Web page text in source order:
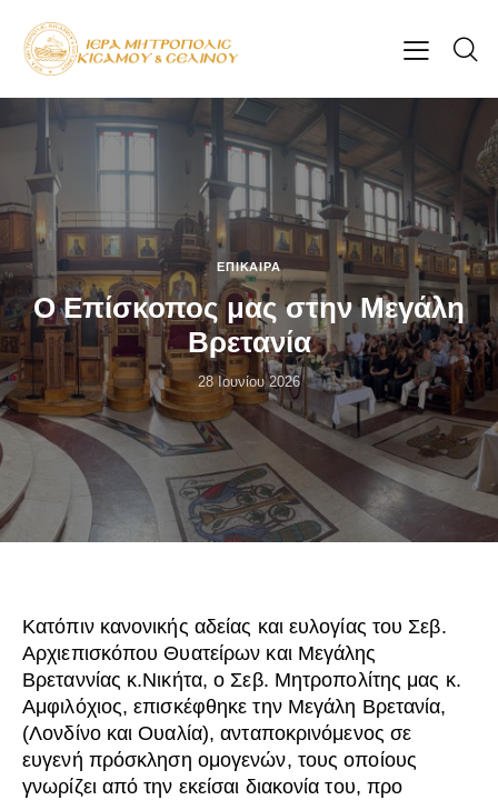
ΕΠΊΚΑΙΡΑ
Ο Επίσκοπος μας στην Μεγάλη
Βρετανία
28 Ιουνίου 2026
Κατόπιν κανονικής αδείας και ευλογίας του Σεβ.
Αρχιεπισκόπου Θυατείρων και Μεγάλης
Βρεταννίας κ.Νικήτα, ο Σεβ. Μητροπολίτης μας κ.
Αμφιλόχιος, επισκέφθηκε την Μεγάλη Βρετανία,
(Λονδίνο και Ουαλία), ανταποκρινόμενος σε
ευγενή πρόσκληση ομογενών, τους οποίους
γνωρίζει από την εκείσαι διακονία του, προ